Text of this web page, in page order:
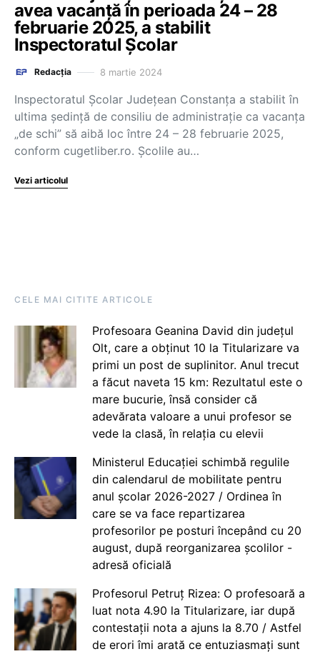
avea vacanță în perioada 24 – 28
februarie 2025, a stabilit
Inspectoratul Școlar
Redacția 8 martie 2024
Inspectoratul Școlar Județean Constanța a stabilit în
ultima ședință de consiliu de administrație ca vacanța
„de schi” să aibă loc între 24 – 28 februarie 2025,
conform cugetliber.ro. Școlile au…
Vezi articolul
CELE MAI CITITE ARTICOLE
Profesoara Geanina David din județul
Olt, care a obținut 10 la Titularizare va
primi un post de suplinitor. Anul trecut
a făcut naveta 15 km: Rezultatul este o
mare bucurie, însă consider că
adevărata valoare a unui profesor se
vede la clasă, în relația cu elevii
Ministerul Educației schimbă regulile
din calendarul de mobilitate pentru
anul școlar 2026-2027 / Ordinea în
care se va face repartizarea
profesorilor pe posturi începând cu 20
august, după reorganizarea școlilor -
adresă oficială
Profesorul Petruț Rizea: O profesoară a
luat nota 4.90 la Titularizare, iar după
contestații nota a ajuns la 8.70 / Astfel
de erori îmi arată ce entuziasmați sunt